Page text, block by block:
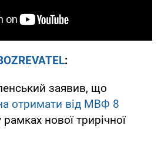
:
заявив, що
отримати від МВФ 8
рамках нової трирічної